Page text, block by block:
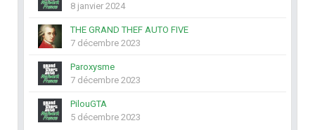
8 janvier 2024
THE GRAND THEF AUTO FIVE
7 décembre 2023
Paroxysme
7 décembre 2023
PilouGTA
5 décembre 2023